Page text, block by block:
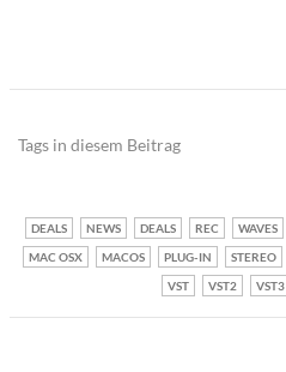
Tags in diesem Beitrag
DEALS NEWS DEALS REC WAVES
MAC OSX
MACOS PLUG-IN STEREO
VST
VST2 VST3